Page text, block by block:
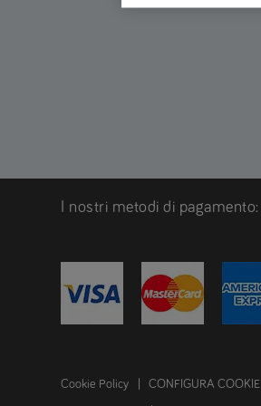
I nostri metodi di pagamento:
Cookie Policy CONFIGURA COOKIE